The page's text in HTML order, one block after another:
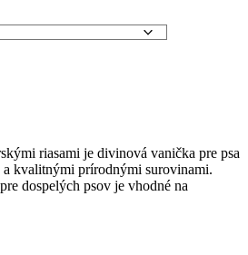
riasami je divinová vanička pre psa
a kvalitnými prírodnými surovinami.
dospelých psov je vhodné na